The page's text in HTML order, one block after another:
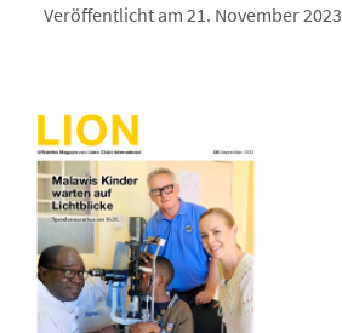
Veröffentlicht am 21. November 2023